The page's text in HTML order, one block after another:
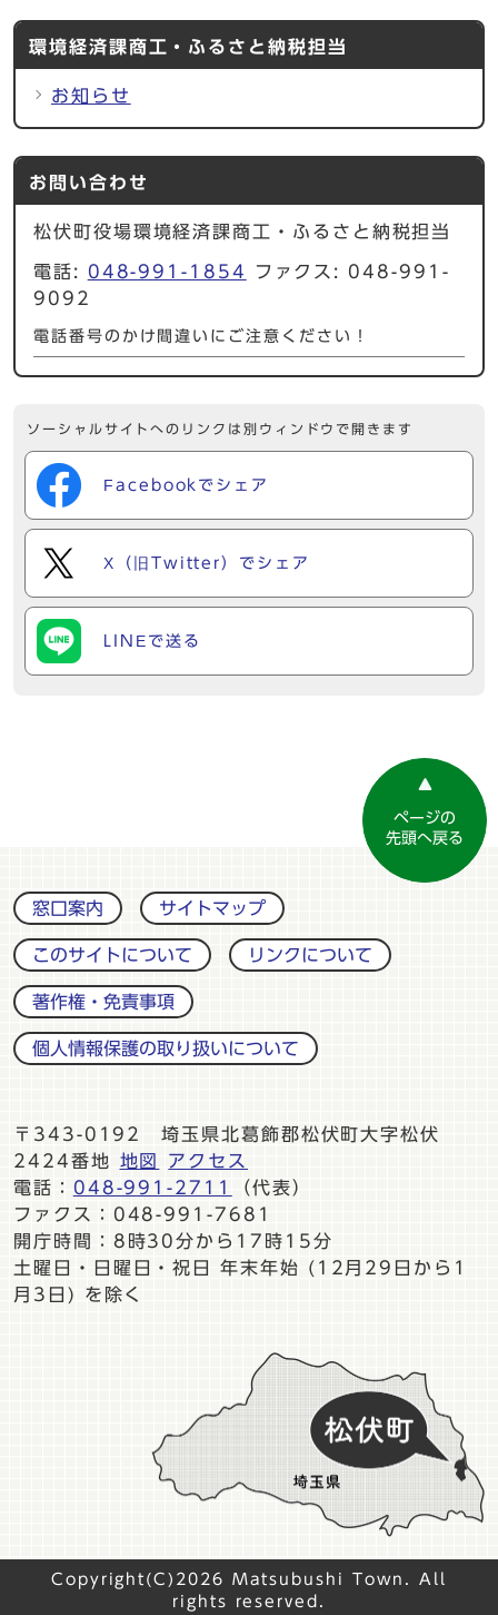
環境経済課商工・ふるさと納税担当
お知らせ
お問い合わせ
松伏町役場環境経済課商工・ふるさと納税担当
電話: 048-991-1854
ファクス: 048-991-
9092
電話番号のかけ間違いにご注意ください！
ソーシャルサイトへのリンクは別ウィンドウで開きます
Facebookでシェア
X（旧Twitter）でシェア
LINEで送る
ページの
先頭へ戻る
窓口案内 サイトマップ
このサイトについて リンクについて
著作権・免責事項
個人情報保護の取り扱いについて
〒343-0192 埼玉県北葛飾郡松伏町大字松伏
2424番地
地図
アクセス
電話： 048-991-2711
（代表）
ファクス：048-991-7681
開庁時間：8時30分から17時15分
土曜日・日曜日・祝日 年末年始 (12月29日から1
月3日) を除く
Copyright(C)2026 Matsubushi Town. All
rights reserved.